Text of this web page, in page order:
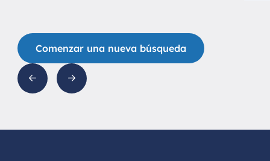
Comenzar una nueva búsqueda